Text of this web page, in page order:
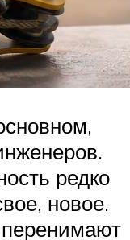
редко
новое.